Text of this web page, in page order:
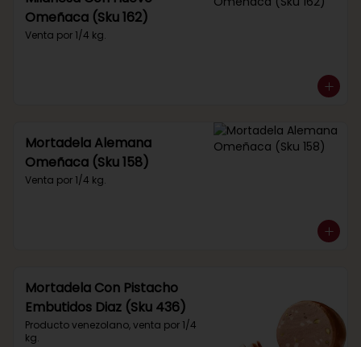
Omeñaca (Sku 162)
Venta por 1/4 kg.
Mortadela Alemana
Omeñaca (Sku 158)
Venta por 1/4 kg.
Mortadela Con Pistacho
Embutidos Diaz (Sku 436)
Producto venezolano, venta por 1/4
kg.